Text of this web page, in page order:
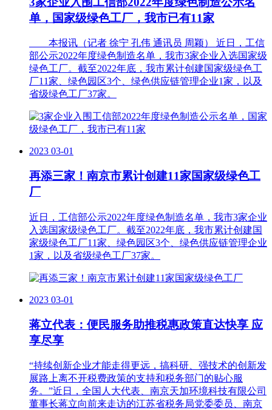
单，国家级绿色工厂，我市已有11家
本报讯（记者 徐宁 孔伟 通讯员 周颖） 近日，工信
部公示2022年度绿色制造名单，我市3家企业入选国家级
绿色工厂。截至2022年底，我市累计创建国家级绿色工
厂11家、绿色园区3个、绿色供应链管理企业1家，以及
省级绿色工厂37家。
2023 03-01
再添三家！南京市累计创建11家国家级绿色工
厂
近日，工信部公示2022年度绿色制造名单，我市3家企业
入选国家级绿色工厂。截至2022年底，我市累计创建国
家级绿色工厂11家、绿色园区3个、绿色供应链管理企业
1家，以及省级绿色工厂37家。
2023 03-01
蒋立代表：便民服务助推税惠政策直达快享 应
享尽享
“持续创新企业才能走得更远，搞科研、强技术的创新发
展路上离不开税费政策的支持和税务部门的贴心服
务。”近日，全国人大代表、南京天加环境科技有限公司
董事长蒋立向前来走访的江苏省税务局党委委员、南京